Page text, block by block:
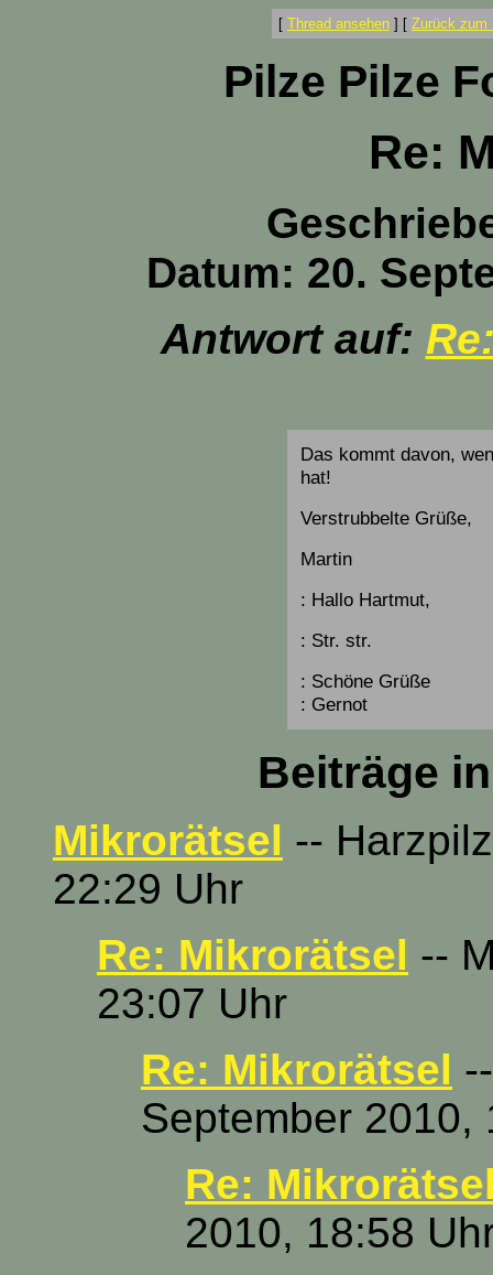
[ Thread ansehen ] [ Zurück zum
Pilze Pilze
Re:
Datum: 20.
Antwort auf:
Das kommt davon,
hat!
Verstrubbelte Grüße,
Martin
: Hallo Hartmut,
: Str. str.
: Schöne Grüße
: Gernot
Beiträge
Mikrorätsel --
22:29 Uhr
Re: Mikrorätsel --
23:07 Uhr
Re: Mikrorätsel
September 2010,
Re:
2010, 18:58